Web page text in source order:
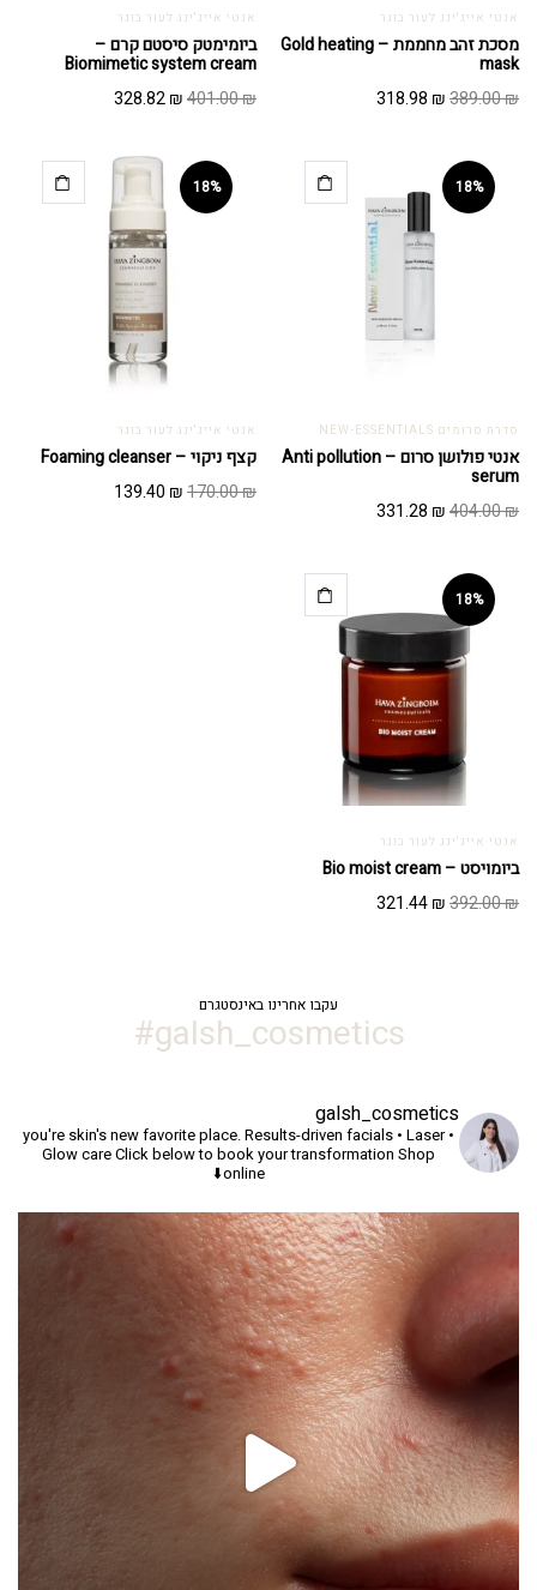
אנטי אייג'ינג לעור בוגר
מסכת זהב מחממת – Gold heating
mask
389.00₪
המחיר
389.00 ₪.
318.98 ₪
המחיר
318.98 ₪.
אנטי אייג'ינג לעור בוגר
ביומימטק סיסטם קרם –
Biomimetic system cream
401.00₪
המחיר
401.00 ₪.
328.82₪
המחיר
328.82 ₪.
18%
סדרת סרומים NEW-ESSENTIALS
אנטי פולושן סרום – Anti pollution
serum
404.00₪
המחיר
404.00 ₪.
331.28 ₪
המחיר
331.28 ₪.
18%
אנטי אייג'ינג לעור בוגר
קצף ניקוי – Foaming cleanser
170.00₪
המחיר139.40 ₪
18%
אנטי אייג'ינג לעור בוגר
ביומויסט – Bio moist cream
392.00₪
המחיר321.44₪
המחיר
עקבו אחרינו באינסטגרם
galsh_cosmetics#
galsh_cosmetics
you're skin's new favorite place.Results-driven facials • Laser •
Glow careClick below to book your transformation Shop
online⬇️